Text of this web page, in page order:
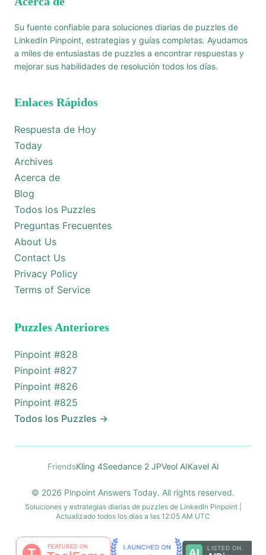
Su fuente confiable para soluciones diarias de puzzles de
LinkedIn Pinpoint, estrategias y guías completas. Ayudamos
a miles de entusiastas de puzzles a encontrar respuestas y
mejorar sus habilidades de resolución todos los días.
Enlaces Rápidos
Respuesta de Hoy
Today
Archives
Acerca de
Blog
Todos los Puzzles
Preguntas Frecuentes
About Us
Contact Us
Privacy Policy
Terms of Service
Puzzles Anteriores
Pinpoint #828
Pinpoint #827
Pinpoint #826
Pinpoint #825
Todos los Puzzles →
FriendsKling 4Seedance 2 JPVeol AIKavel AI
© 2026 Pinpoint Answers Today. All rights reserved.
Soluciones y estrategias diarias de puzzles de LinkedIn Pinpoint |
Actualizado todos los días a las 12:05 AM UTC